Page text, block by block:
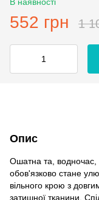
552 грн 1
Опис
Ошатна та,
обов'язково стане
вільного крою з
затишної тканини.